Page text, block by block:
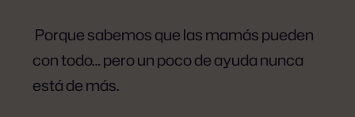
Porque sabemos que las mamás pueden
con todo… pero un poco de ayuda nunca
está de más.